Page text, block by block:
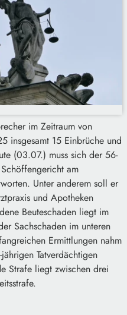
im Zeitraum von
insgesamt 15 Einbrüche und
(03.07.) muss sich der 56-
am
Unter anderem soll er
und Apotheken
Beuteschaden liegt im
Sachschaden im unteren
Ermittlungen nahm
Tatverdächtigen
Strafe liegt zwischen drei